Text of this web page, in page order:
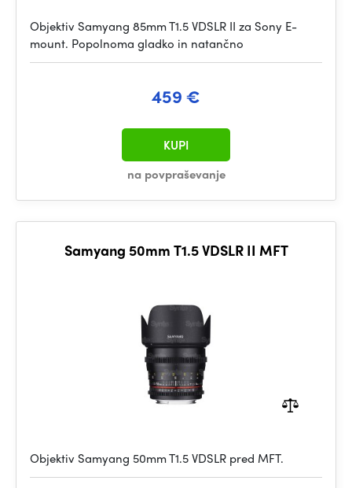
Objektiv Samyang 85mm T1.5 VDSLR II za Sony E-
mount. Popolnoma gladko in natančno
459 €
na povpraševanje
KUPI
Samyang 50mm T1.5 VDSLR II MFT
Objektiv Samyang 50mm T1.5 VDSLR pred MFT.